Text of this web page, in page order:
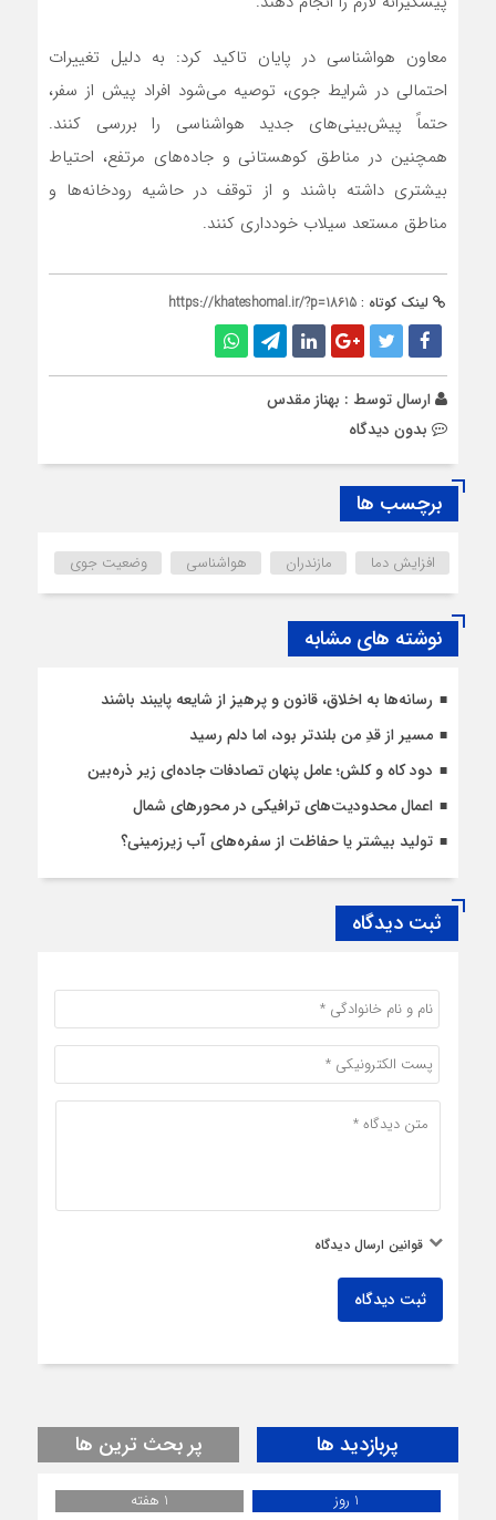
معاون هواشناسی در پایان تاکید کرد: به دلیل تغییرات
احتمالی در شرایط جوی، توصیه می‌شود افراد پیش از سفر،
حتماً پیش‌بینی‌های جدید هواشناسی را بررسی کنند.
همچنین در مناطق کوهستانی و جاده‌های مرتفع، احتیاط
بیشتری داشته باشند و از توقف در حاشیه رودخانه‌ها و
مناطق مستعد سیلاب خودداری کنند.
لینک کوتاه : https://khateshomal.ir/?p=18615
ارسال توسط : بهناز مقدس
بدون دیدگاه
برچسب ها
افزایش دما مازندران هواشناسی وضعیت جوی
نوشته های مشابه
رسانه‌ها به اخلاق، قانون و پرهیز از شایعه پایبند باشند
مسیر از قدِ من بلندتر بود، اما دلم رسید
دود کاه و کلش؛ عامل پنهان تصادفات جاده‌ای زیر ذره‌بین
اعمال محدودیت‌‌های ترافیکی در محورهای شمال
تولید بیشتر یا حفاظت از سفره‌های آب زیرزمینی؟
ثبت دیدگاه
قوانین ارسال دیدگاه
ثبت دیدگاه
پربازدید ها پر بحث ترین ها
1 روز
1 هفته